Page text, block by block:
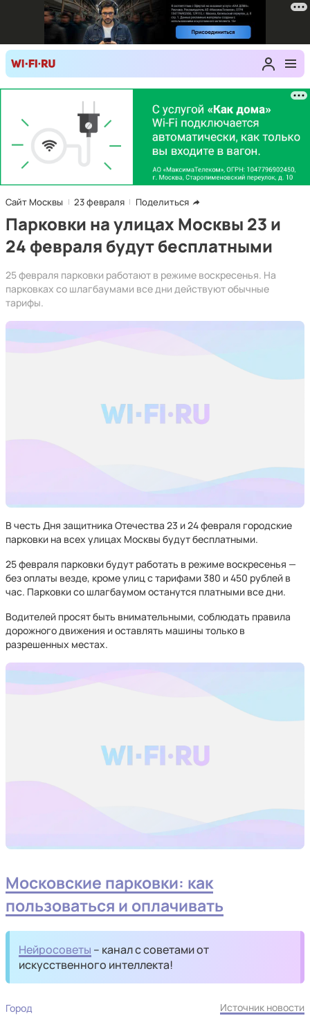
Сайт Москвы 23 февраля Поделиться
Парковки на улицах Москвы 23 и
24 февраля будут бесплатными
25 февраля парковки работают в режиме воскресенья. На
парковках со шлагбаумами все дни действуют обычные
тарифы.
В честь Дня защитника Отечества 23 и 24 февраля городские
парковки на всех улицах Москвы будут бесплатными.
25 февраля парковки будут работать в режиме воскресенья —
без оплаты везде, кроме улиц с тарифами 380 и 450 рублей в
час. Парковки со шлагбаумом останутся платными все дни.
Водителей просят быть внимательными, соблюдать правила
дорожного движения и оставлять машины только в
разрешенных местах.
Московские парковки: как
пользоваться и оплачивать
Нейросоветы – канал с советами от
искусственного интеллекта!
Город Источник новости